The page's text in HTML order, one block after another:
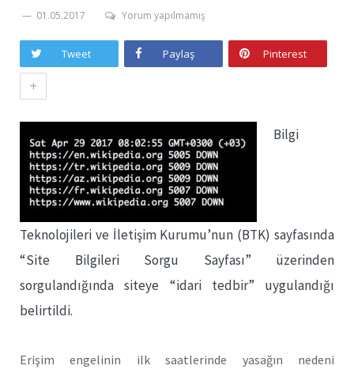
01.05.2017 Yorum yapılmamış
Tweet Paylaş Pinterest
+
Bilgi
Teknolojileri ve İletişim Kurumu’nun (BTK) sayfasında
“Site Bilgileri Sorgu Sayfası” üzerinden
sorgulandığında siteye “idari tedbir” uygulandığı
belirtildi.
Erişim engelinin ilk saatlerinde yasağın nedeni